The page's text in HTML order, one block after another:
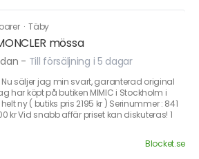
·Täby
mössa
- Till försäljning i 5 dagar
Nu säljer jag min svart, garanterad original
har köpt på butiken MIMIC i Stockholm i
ny ( butiks pris 2195 kr ) Serinummer : 841
kr Vid snabb affär priset kan diskuteras! 1
Blocket.se